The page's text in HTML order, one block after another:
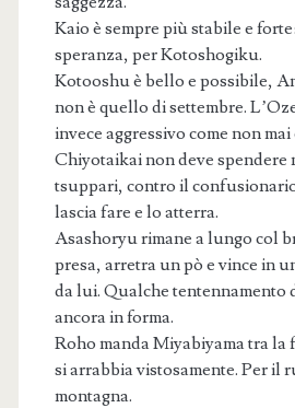
Kaio è sempre più stabile e
speranza, per Kotoshogiku.
Kotooshu è bello e possibile,
non è quello di settembre.
invece aggressivo come non mai
Chiyotaikai non deve spendere
tsuppari, contro il
lascia fare e lo atterra.
Asashoryu rimane a lungo col
presa, arretra un pò e vince in
da lui. Qualche tentennamento
ancora in forma.
Roho manda Miyabiyama tra la
si arrabbia vistosamente. Per il
montagna.